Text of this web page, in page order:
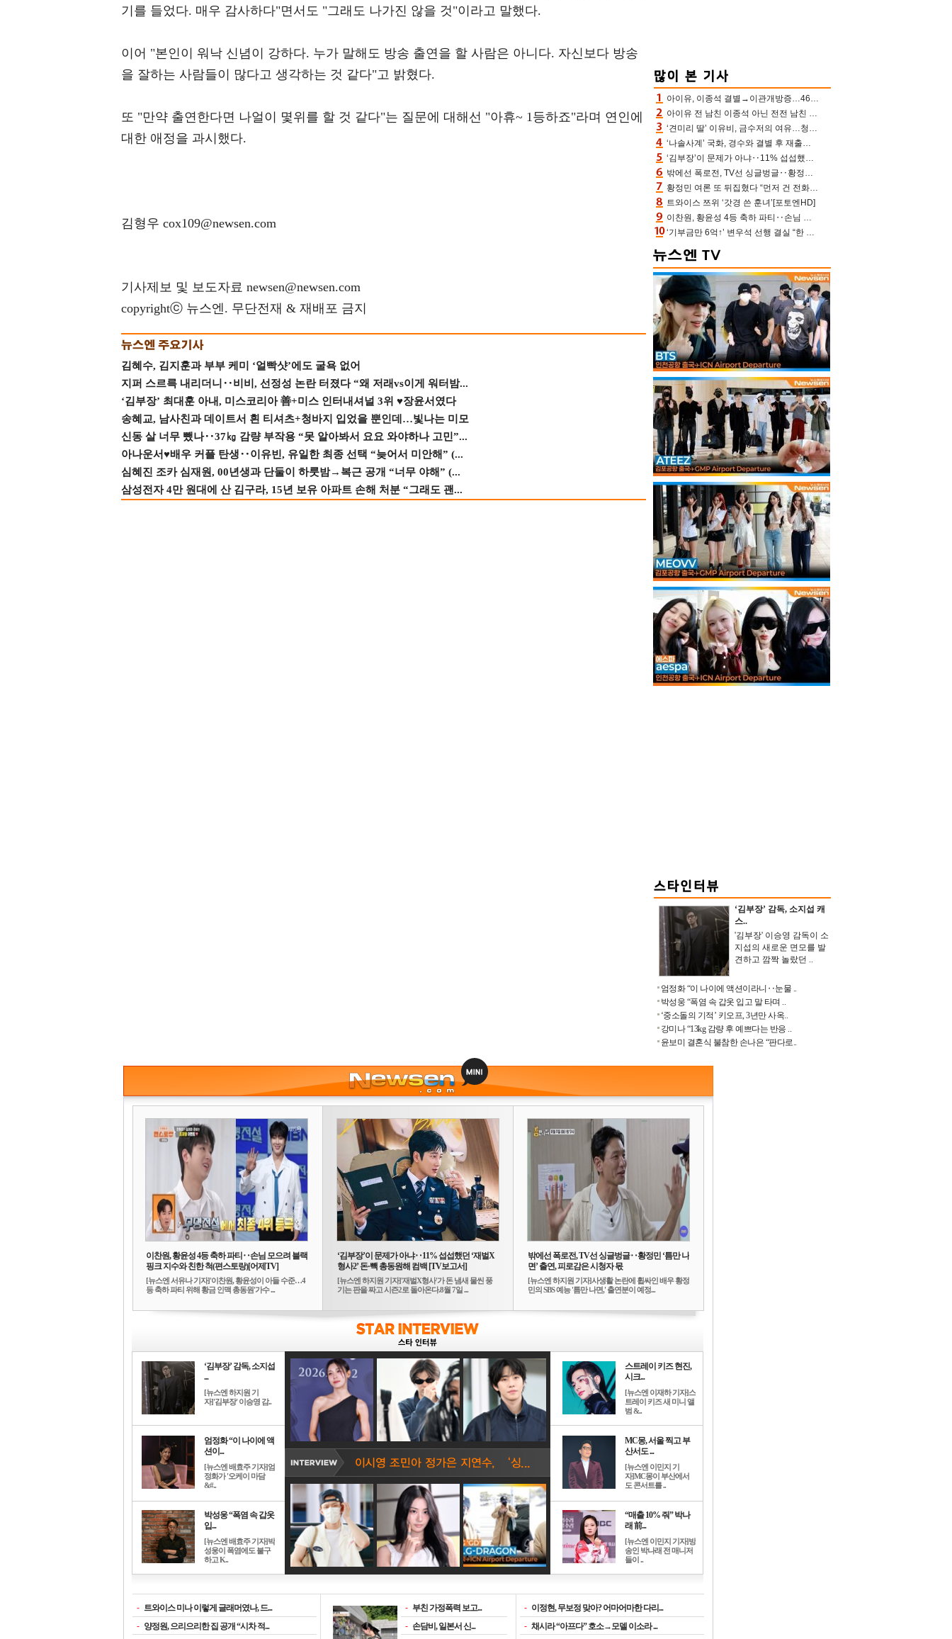
기를 들었다. 매우 감사하다"면서도 "그래도 나가진 않을 것"이라고 말했다.
이어 "본인이 워낙 신념이 강하다. 누가 말해도 방송 출연을 할 사람은 아니다. 자신보다 방송
을 잘하는 사람들이 많다고 생각하는 것 같다"고 밝혔다.
또 "만약 출연한다면 나얼이 몇위를 할 것 같다"는 질문에 대해선 "아휴~ 1등하죠"라며 연인에
대한 애정을 과시했다.
김형우 cox109@newsen.com
기사제보 및 보도자료 newsen@newsen.com
copyrightⓒ 뉴스엔. 무단전재 & 재배포 금지
김혜수, 김지훈과 부부 케미 ‘얼빡샷’에도 굴욕 없어
지퍼 스르륵 내리더니‥비비, 선정성 논란 터졌다 “왜 저래vs이게 워터밤...
‘김부장’ 최대훈 아내, 미스코리아 善+미스 인터내셔널 3위 ♥장윤서였다
송혜교, 남사친과 데이트서 흰 티셔츠+청바지 입었을 뿐인데…빛나는 미모
신동 살 너무 뺐나‥37㎏ 감량 부작용 “못 알아봐서 요요 와야하나 고민”...
아나운서♥배우 커플 탄생‥이유빈, 유일한 최종 선택 “늦어서 미안해” (...
심혜진 조카 심재원, 00년생과 단둘이 하룻밤→복근 공개 “너무 야해” (...
삼성전자 4만 원대에 산 김구라, 15년 보유 아파트 손해 처분 “그래도 괜...
아이유, 이종석 결별→이관개방증…46장 꽉 채운 유애나 ♥ “열심히 사는 중”
아이유 전 남친 이종석 아닌 전전 남친 장기하 소환 ‘별일 없이 산다’ 선곡…46장에 꾹 눌러 담은 근황
‘견미리 딸’ 이유비, 금수저의 여유…청순 미모에 반전 슬림 라인
‘나솔사계’ 국화, 경수와 결별 후 재출연…첫인상 3표 몰표
‘김부장’이 문제가 아냐‥11% 섭섭했던 ‘재벌X형사2’ 돈·빽 총동원해 컴백 [TV보고서]
밖에선 폭로전, TV선 싱글벙글‥황정민 ‘틈만 나면’ 출연, 피로감은 시청자 몫
황정민 여론 또 뒤집혔다 “먼저 건 전화 62통, 그만 연락해” vs 女팬 “녹취 다 올려” 진흙탕 싸움
트와이스 쯔위 ‘갓경 쓴 훈녀’[포토엔HD]
이찬원, 황윤성 4등 축하 파티‥손님 모으려 블랙핑크 지수와 친한 척(편스토랑)[어제TV]
‘기부금만 6억↑’ 변우석 선행 결실 “한 아이 치료 마쳐”‥‘유캠’ 출연자가 전한 미담
‘김부장’ 감독, 소지섭 캐
스..
'김부장' 이승영 감독이 소
지섭의 새로운 면모를 발
견하고 깜짝 놀랐던 ..
엄정화 “이 나이에 액션이라니‥눈물 ..
박성웅 “폭염 속 갑옷 입고 말 타며 ..
‘중소돌의 기적’ 키오프, 3년만 사옥..
강미나 “13kg 감량 후 예쁘다는 반응 ..
윤보미 결혼식 불참한 손나은 “판다로..
이찬원, 황윤성 4등 축하 파티‥손님 모으려 블랙
핑크 지수와 친한 척(편스토랑)[어제TV]
[뉴스엔 서유나 기자]'이찬원, 황윤성이 아들 수준…4
등 축하 파티 위해 황금 인맥 총동원'가수 ...
‘김부장’이 문제가 아냐‥11% 섭섭했던 ‘재벌X
형사2’ 돈·빽 총동원해 컴백 [TV보고서]
[뉴스엔 하지원 기자]'재벌X형사'가 돈 냄새 물씬 풍
기는 판을 짜고 시즌2로 돌아온다.8월 7일 ...
밖에선 폭로전, TV선 싱글벙글‥황정민 ‘틈만 나
면’ 출연, 피로감은 시청자 몫
[뉴스엔 하지원 기자]사생활 논란에 휩싸인 배우 황정
민의 SBS 예능 '틈만 나면,' 출연분이 예정...
‘김부장’ 감독, 소지섭
...
[뉴스엔 하지원 기
자]'김부장' 이승영 감..
엄정화 “이 나이에 액
션이...
[뉴스엔 배효주 기자]엄
정화가 '오케이 마담
&#..
박성웅 “폭염 속 갑옷
입...
[뉴스엔 배효주 기자]박
성웅이 폭염에도 불구
하고 K..
스트레이 키즈 현진,
시크...
[뉴스엔 이재하 기자]스
트레이 키즈 새 미니 앨
범 &..
MC몽, 서울 찍고 부
산서도 ...
[뉴스엔 이민지 기
자]MC몽이 부산에서
도 콘서트를 ..
“매출 10% 줘” 박나
래 前...
[뉴스엔 이민지 기자]방
송인 박나래 전 매니저
들이 ..
- 트와이스 미나 이렇게 글래머였나, 드...
- 양정원, 으리으리한 집 공개 “시차 적...
- 부친 가정폭력 보고...
- 손담비, 일본서 신...
- 이정현, 무보정 맞아? 어마어마한 다리...
- 채시라 “아프다” 호소→모델 이소라 ...